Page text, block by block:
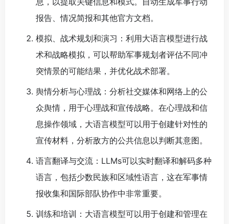
报告、情况简报和其他官方文档。
模拟、战术规划和演习：利用大语言模型进行战
术和战略模拟，可以帮助军事规划者评估不同冲
突情景的可能结果，并优化战术部署。
舆情分析与心理战：分析社交媒体和网络上的公
众舆情，用于心理战和宣传战略。在心理战和信
息操作领域，大语言模型可以用于创建针对性的
宣传材料，分析敌方的公共信息以判断其意图。
语言翻译与交流：LLMs可以实时翻译和解码多种
语言，包括少数民族和区域性语言，这在军事情
报收集和国际部队协作中非常重要。
训练和培训：大语言模型可以用于创建和管理在